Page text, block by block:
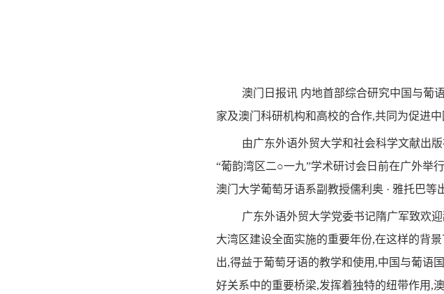
澳门日报讯 内地首部综合研究中国与葡
家及澳门科研机构和高校的合作,共同为促进
由广东外语外贸大学和社会科学文献出
“葡韵湾区二○一九”学术研讨会日前在广外举
澳门大学葡萄牙语系副教授儒利奥 · 雅托巴等
广东外语外贸大学党委书记隋广军致欢
大湾区建设全面实施的重要年份,在这样的背
出,得益于葡萄牙语的教学和使用,中国与葡语
好关系中的重要桥梁,发挥着独特的纽带作用,